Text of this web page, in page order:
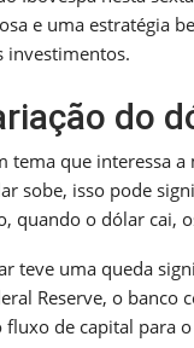
e uma estratégia
investimentos.
do
tema que interessa
sobe, isso pode
quando o dólar cai,
teve uma queda
Reserve, o banco
fluxo de capital para